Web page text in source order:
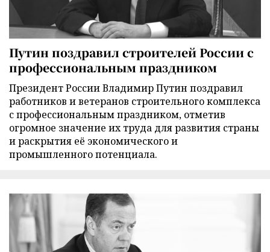
Путин поздравил строителей России с
профессиональным праздником
Президент России Владимир Путин поздравил
работников и ветеранов строительного комплекса
с профессиональным праздником, отметив
огромное значение их труда для развития страны
и раскрытия её экономического и
промышленного потенциала.